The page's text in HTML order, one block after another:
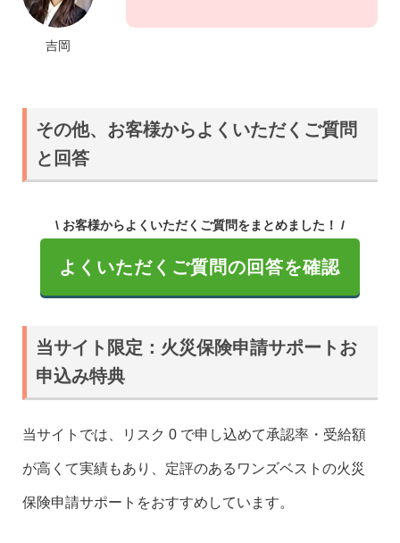
吉岡
その他、お客様からよくいただくご質問
と回答
\ お客様からよくいただくご質問をまとめました！ /
よくいただくご質問の回答を確認
当サイト限定：火災保険申請サポートお
申込み特典
当サイトでは、リスク 0 で申し込めて承認率・受給額
が高くて実績もあり、定評のあるワンズベストの火災
保険申請サポートをおすすめしています。